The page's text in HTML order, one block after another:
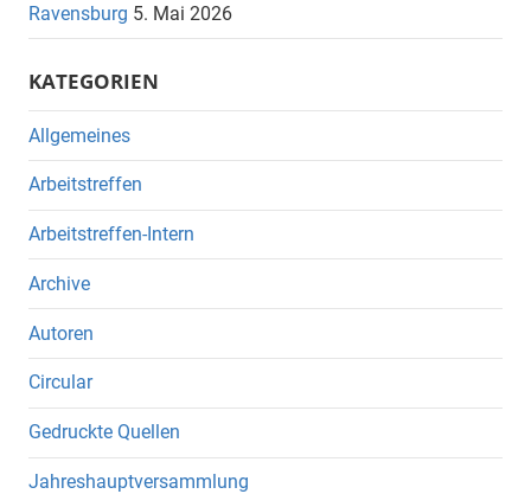
Ravensburg 5. Mai 2026
KATEGORIEN
Allgemeines
Arbeitstreffen
Arbeitstreffen-Intern
Archive
Autoren
Circular
Gedruckte Quellen
Jahreshauptversammlung